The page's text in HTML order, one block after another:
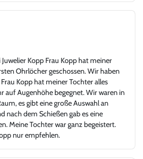
Kopp Frau Kopp hat meiner
Ohrlöcher geschossen. Wir haben
Kopp hat meiner Tochter alles
auf Augenhöhe begegnet. Wir waren in
es gibt eine große Auswahl an
nach dem Schießen gab es eine
Meine Tochter war ganz begeistert.
nur empfehlen.